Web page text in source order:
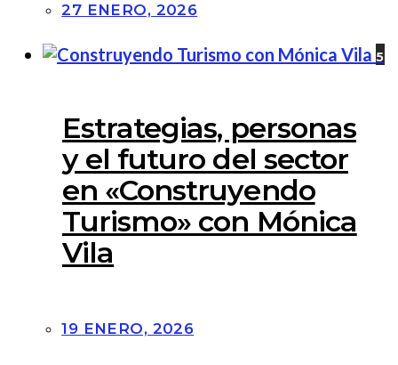
27 ENERO, 2026
5
Estrategias, personas
y el futuro del sector
en «Construyendo
Turismo» con Mónica
Vila
19 ENERO, 2026